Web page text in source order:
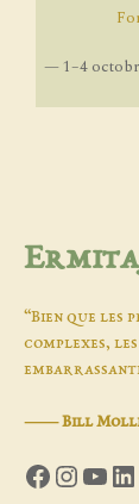
— 1–4
“Bien que les
complexes,
―Bill
Facebook